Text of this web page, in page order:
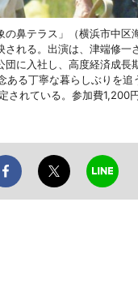
鼻テラス」（横浜市中区
される。出演は、津端修一
に入社し、高度経済成
る丁寧な暮らしぶりを
されている。参加費1,200